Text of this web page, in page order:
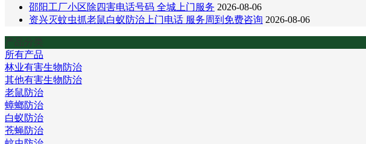
邵阳工厂小区除四害电话号码 全城上门服务 2026-08-06
资兴灭蚊虫抓老鼠白蚁防治上门电话 服务周到免费咨询 2026-08-06
产品分类
所有产品
林业有害生物防治
其他有害生物防治
老鼠防治
蟑螂防治
白蚁防治
苍蝇防治